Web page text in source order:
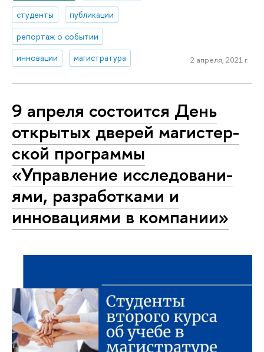
студенты
публикации
репортаж о событии
инновации
магистратура 2 апреля, 2021 г.
9 апреля состоится День
открытых дверей ма­ги­стер­
ской программы
«Управление ис­сле­до­ва­ни­
я­ми, раз­ра­бот­ка­ми и
инновациями в компании»